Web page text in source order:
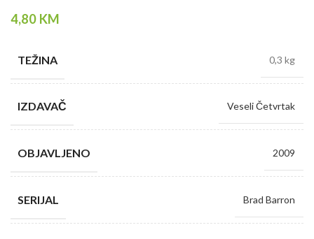
4,80 KM
TEŽINA 0,3 kg
IZDAVAČ Veseli Četvrtak
OBJAVLJENO 2009
SERIJAL Brad Barron